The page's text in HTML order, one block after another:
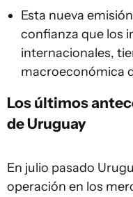
Esta nueva
confianza que los
internacionales,
macroeconómica
Los últimos
de Uruguay
En julio pasado
operación en los